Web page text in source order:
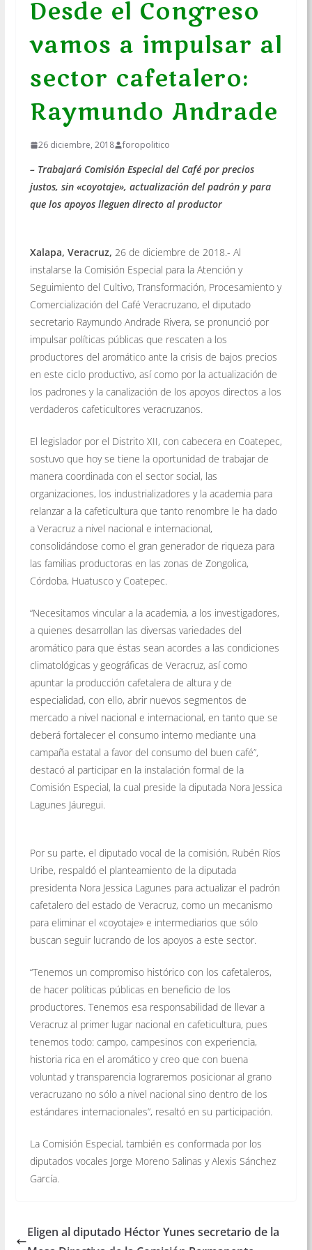
Desde el Congreso
vamos a impulsar al
sector cafetalero:
Raymundo Andrade
26 diciembre, 2018 foropolitico
– Trabajará Comisión Especial del Café por precios
justos, sin «coyotaje», actualización del padrón y para
que los apoyos lleguen directo al productor
Xalapa, Veracruz, 26 de diciembre de 2018.- Al
instalarse la Comisión Especial para la Atención y
Seguimiento del Cultivo, Transformación, Procesamiento y
Comercialización del Café Veracruzano, el diputado
secretario Raymundo Andrade Rivera, se pronunció por
impulsar políticas públicas que rescaten a los
productores del aromático ante la crisis de bajos precios
en este ciclo productivo, así como por la actualización de
los padrones y la canalización de los apoyos directos a los
verdaderos cafeticultores veracruzanos.
El legislador por el Distrito XII, con cabecera en Coatepec,
sostuvo que hoy se tiene la oportunidad de trabajar de
manera coordinada con el sector social, las
organizaciones, los industrializadores y la academia para
relanzar a la cafeticultura que tanto renombre le ha dado
a Veracruz a nivel nacional e internacional,
consolidándose como el gran generador de riqueza para
las familias productoras en las zonas de Zongolica,
Córdoba, Huatusco y Coatepec.
“Necesitamos vincular a la academia, a los investigadores,
a quienes desarrollan las diversas variedades del
aromático para que éstas sean acordes a las condiciones
climatológicas y geográficas de Veracruz, así como
apuntar la producción cafetalera de altura y de
especialidad, con ello, abrir nuevos segmentos de
mercado a nivel nacional e internacional, en tanto que se
deberá fortalecer el consumo interno mediante una
campaña estatal a favor del consumo del buen café”,
destacó al participar en la instalación formal de la
Comisión Especial, la cual preside la diputada Nora Jessica
Lagunes Jáuregui.
Por su parte, el diputado vocal de la comisión, Rubén Ríos
Uribe, respaldó el planteamiento de la diputada
presidenta Nora Jessica Lagunes para actualizar el padrón
cafetalero del estado de Veracruz, como un mecanismo
para eliminar el «coyotaje» e intermediarios que sólo
buscan seguir lucrando de los apoyos a este sector.
“Tenemos un compromiso histórico con los cafetaleros,
de hacer políticas públicas en beneficio de los
productores. Tenemos esa responsabilidad de llevar a
Veracruz al primer lugar nacional en cafeticultura, pues
tenemos todo: campo, campesinos con experiencia,
historia rica en el aromático y creo que con buena
voluntad y transparencia lograremos posicionar al grano
veracruzano no sólo a nivel nacional sino dentro de los
estándares internacionales”, resaltó en su participación.
La Comisión Especial, también es conformada por los
diputados vocales Jorge Moreno Salinas y Alexis Sánchez
García.
Eligen al diputado Héctor Yunes secretario de la